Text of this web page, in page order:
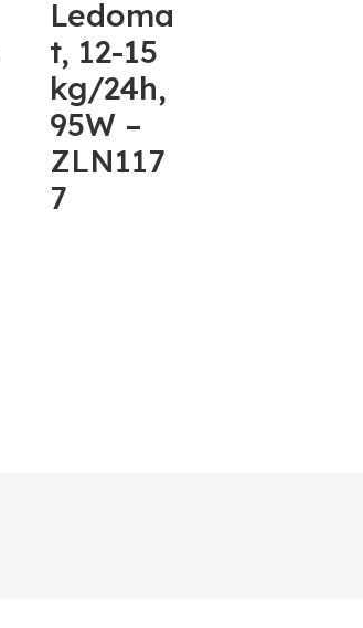
Ledoma
t, 12-15
kg/24h,
95W –
ZLN117
7